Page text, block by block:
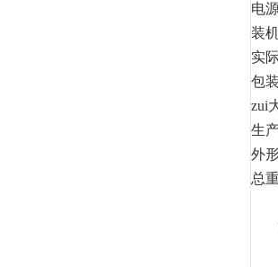
电
装
实
包
zui
生
外
总
适